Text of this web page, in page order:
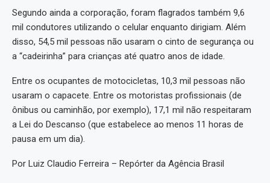
Segundo ainda a corporação, foram flagrados também 9,6
mil condutores utilizando o celular enquanto dirigiam. Além
disso, 54,5 mil pessoas não usaram o cinto de segurança ou
a “cadeirinha” para crianças até quatro anos de idade.
Entre os ocupantes de motocicletas, 10,3 mil pessoas não
usaram o capacete. Entre os motoristas profissionais (de
ônibus ou caminhão, por exemplo), 17,1 mil não respeitaram
a Lei do Descanso (que estabelece ao menos 11 horas de
pausa em um dia).
Por Luiz Claudio Ferreira – Repórter da Agência Brasil